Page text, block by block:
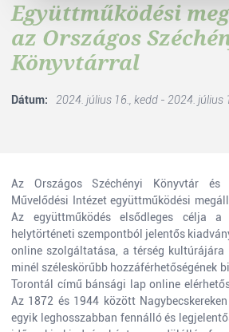
Együttműködési
az Országos
Könyvtárral
Dátum: 2024. július 16., kedd - 2024. július
Az Országos Széchényi Könyvtár
Művelődési Intézet együttműködési
Az együttműködés elsődleges célja a
helytörténeti szempontból jelentős
online szolgáltatása, a térség
minél széleskörűbb hozzáférhetőségének
Torontál című bánsági lap online
Az 1872 és 1944 között
egyik leghosszabban fennálló és